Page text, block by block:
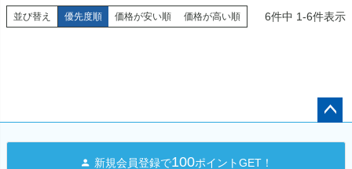
並び替え 優先度順 価格が安い順 価格が高い順 6件中 1-6件表示
新規会員登録で100ポイントGET！